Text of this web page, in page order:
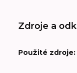
Zdroje a
Použité zdroje: